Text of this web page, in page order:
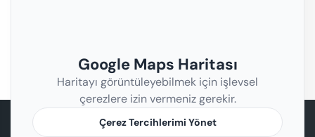
Google Maps Haritası
Haritayı görüntüleyebilmek için işlevsel
çerezlere izin vermeniz gerekir.
Çerez Tercihlerimi Yönet